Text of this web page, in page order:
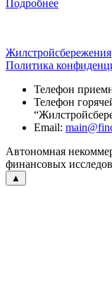
Подробнее
Жилстройсбережения
Политика
Телефон
Телефон
Email:
Автономная
финансовых
▲